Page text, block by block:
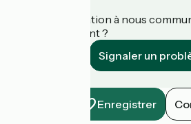
Une information à nous
établissement ?
Signaler un
Enregistrer